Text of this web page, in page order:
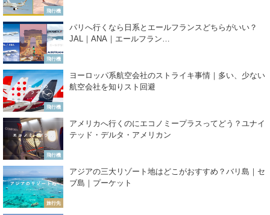
飛行機
飛行機
パリへ行くなら日系とエールフランスどちらがいい？
JAL｜ANA｜エールフラン…
飛行機
ヨーロッパ系航空会社のストライキ事情｜多い、少ない
航空会社を知りスト回避
飛行機
アメリカへ行くのにエコノミープラスってどう？ユナイ
テッド・デルタ・アメリカン
旅行先
アジアの三大リゾート地はどこがおすすめ？バリ島｜セ
ブ島｜プーケット